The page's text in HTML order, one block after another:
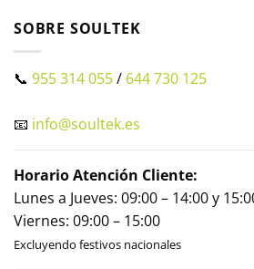
SOBRE SOULTEK
📞 955 314 055/ 644 730 125
📧 info@soultek.es
Horario Atención Cliente:
Lunes a Jueves: 09:00 – 14:00 y
Viernes: 09:00 – 15:00
Excluyendo festivos nacionales